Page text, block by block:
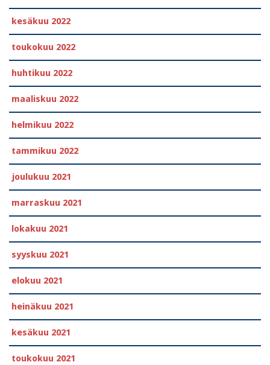
kesäkuu 2022
toukokuu 2022
huhtikuu 2022
maaliskuu 2022
helmikuu 2022
tammikuu 2022
joulukuu 2021
marraskuu 2021
lokakuu 2021
syyskuu 2021
elokuu 2021
heinäkuu 2021
kesäkuu 2021
toukokuu 2021